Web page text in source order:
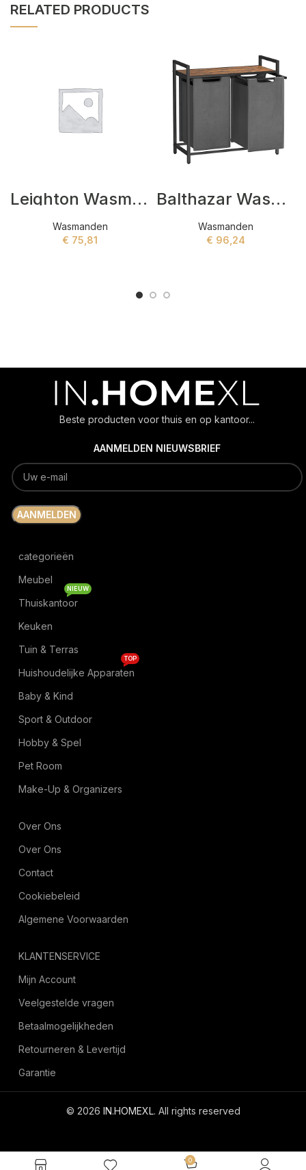
RELATED PRODUCTS
Leighton Wasmanden Zwart,Grijs
Wasmanden
€ 75,81
Balthazar Wasmanden Grijs,Zwart,Bruin
Wasmanden
€ 96,24
Beste producten voor thuis en op kantoor...
AANMELDEN NIEUWSBRIEF
categorieën
Meubel
Thuiskantoor
NIEUW
Keuken
Tuin & Terras
Huishoudelijke Apparaten
TOP
Baby & Kind
Sport & Outdoor
Hobby & Spel
Pet Room
Make-Up & Organizers
Over Ons
Over Ons
Contact
Cookiebeleid
Algemene Voorwaarden
KLANTENSERVICE
Mijn Account
Veelgestelde vragen
Betaalmogelijkheden
Retourneren & Levertijd
Garantie
© 2026 IN.HOMEXL. All rights reserved
0